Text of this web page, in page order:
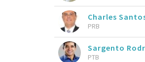
Charles
PRB
Sargento
PTB